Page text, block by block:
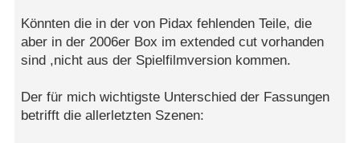
Könnten die in der von Pidax fehlenden Teile, die
aber in der 2006er Box im extended cut vorhanden
sind ,nicht aus der Spielfilmversion kommen.
Der für mich wichtigste Unterschied der Fassungen
betrifft die allerletzten Szenen: